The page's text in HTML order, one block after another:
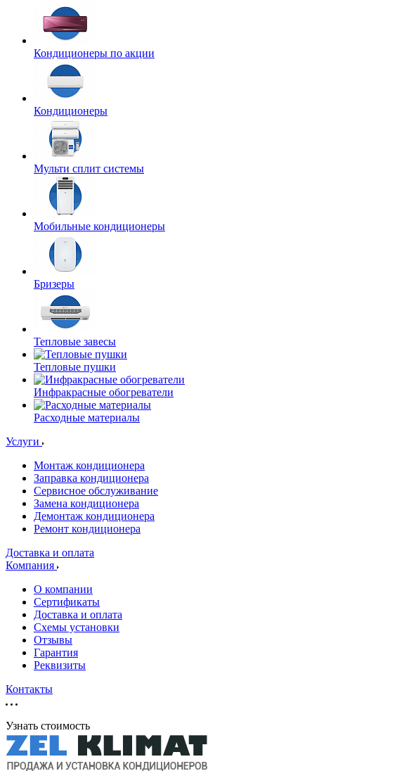
Кондиционеры по акции
Кондиционеры
Мульти сплит системы
Мобильные кондиционеры
Бризеры
Тепловые завесы
Тепловые пушки
Инфракрасные обогреватели
Расходные материалы
Услуги
Монтаж кондиционера
Заправка кондиционера
Сервисное обслуживание
Замена кондиционера
Демонтаж кондиционера
Ремонт кондиционера
Доставка и оплата
Компания
О компании
Сертификаты
Доставка и оплата
Схемы установки
Отзывы
Гарантия
Реквизиты
Контакты
Узнать стоимость